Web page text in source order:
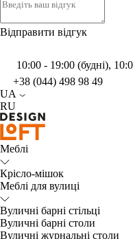
Відправити відгук
10:00 - 19:00 (будні),
+38 (044) 498 98 49
UA
RU
Меблі
Крісло-мішок
Меблі для вулиці
Вуличні барні стільці
Вуличні барні столи
Вуличні журнальні столи